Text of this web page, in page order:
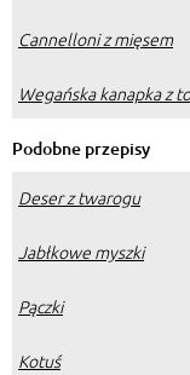
Cannelloni z mięsem
Wegańska kanapka z
Podobne przepisy
Deser z twarogu
Jabłkowe myszki
Pączki
Kotuś